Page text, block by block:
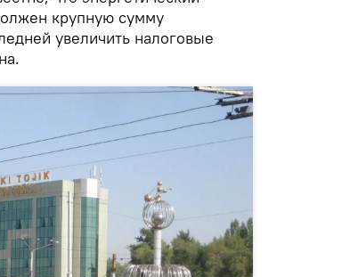
крупную сумму
увеличить налоговые